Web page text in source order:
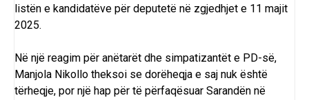
listën e kandidatëve për deputetë në zgjedhjet e 11 majit
2025.
Në një reagim për anëtarët dhe simpatizantët e PD-së,
Manjola Nikollo theksoi se dorëheqja e saj nuk është
tërheqje, por një hap për të përfaqësuar Sarandën në